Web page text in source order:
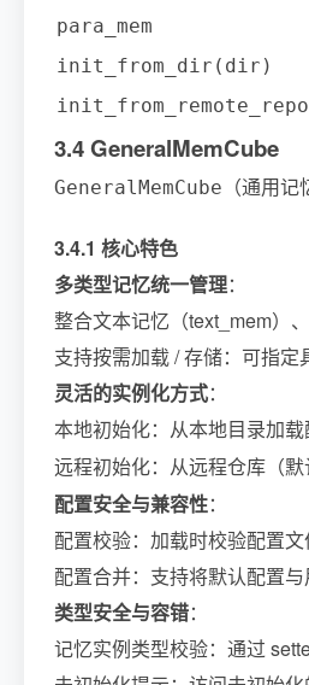
para_mem
init_from_dir(dir)
3.4 GeneralMemCube
GeneralMemCube （通用
3.4.1 核心特色
多类型记忆统一管理：
整合文本记忆（text_mem）
支持按需加载 / 存储：可指
灵活的实例化方式：
本地初始化：从本地目录加
远程初始化：从远程仓库（
配置安全与兼容性：
配置校验：加载时校验配置
配置合并：支持将默认配置
类型安全与容错：
记忆实例类型校验：通过